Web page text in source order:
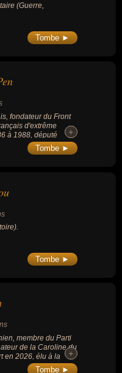
(Guerre,
Tombe ►
fondateur du Front
d'extrême
à 1988, député
et candidat au
présidentielles
de guerre,
l'humanité,
à la discrimination et
publiques ou
condamné et
+
+
Tombe ►
Tombe ►
membre du Parti
de la Caroline du
en 2026, élu à la
de 1995 à 2003,
+
+
Tombe ►